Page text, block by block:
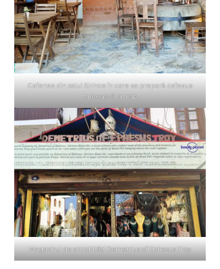
Cafenea din satul Sirince în care se prepară cafeaua
turcească la nisip
Magazinul de antichități Demetrius of Ephesus Troy